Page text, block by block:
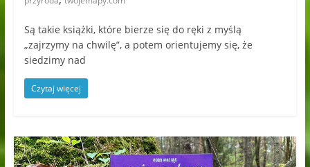
Są takie książki, które bierze się do ręki z myślą
„zajrzymy na chwilę”, a potem orientujemy się, że
siedzimy nad
Czytaj więcej